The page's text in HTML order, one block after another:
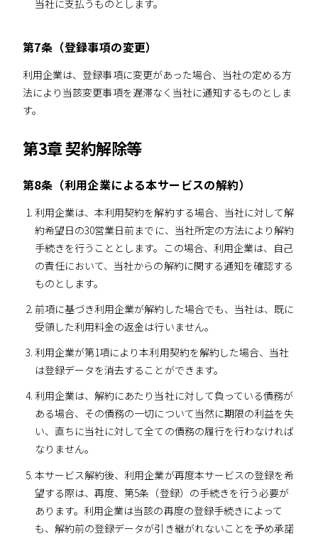
当社に支払うものとします。
第7条（登録事項の変更）
利用企業は、登録事項に変更があった場合、当社の定める方
法により当該変更事項を遅滞なく当社に通知するものとしま
す。
第3章 契約解除等
第8条（利用企業による本サービスの解約）
利用企業は、本利用契約を解約する場合、当社に対して解
約希望日の30営業日前までに、当社所定の方法により解約
手続きを行うこととします。この場合、利用企業は、自己
の責任において、当社からの解約に関する通知を確認する
ものとします。
前項に基づき利用企業が解約した場合でも、当社は、既に
受領した利用料金の返金は行いません。
利用企業が第1項により本利用契約を解約した場合、当社
は登録データを消去することができます。
利用企業は、解約にあたり当社に対して負っている債務が
ある場合、その債務の一切について当然に期限の利益を失
い、直ちに当社に対して全ての債務の履行を行わなければ
なりません。
本サービス解約後、利用企業が再度本サービスの登録を希
望する際は、再度、第5条（登録）の手続きを行う必要が
あります。利用企業は当該の再度の登録手続きによって
も、解約前の登録データが引き継がれないことを予め承諾